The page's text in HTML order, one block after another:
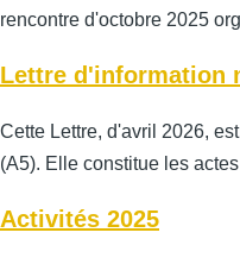
rencontre d'octobre 2025
Lettre d'information
Cette Lettre, d'avril 2026,
(A5). Elle constitue les
Activités 2025